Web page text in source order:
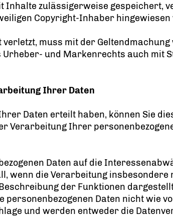
zulässigerweise gespeichert,
Copyright-Inhaber hingewiesen
muss mit der
Urheber- und Markenrechts auch mit
Ihrer Daten
Daten erteilt haben, können Sie
Ihrer
Daten auf die
wenn die Verarbeitung
der Funktionen
Daten nicht wie
und werden entweder die